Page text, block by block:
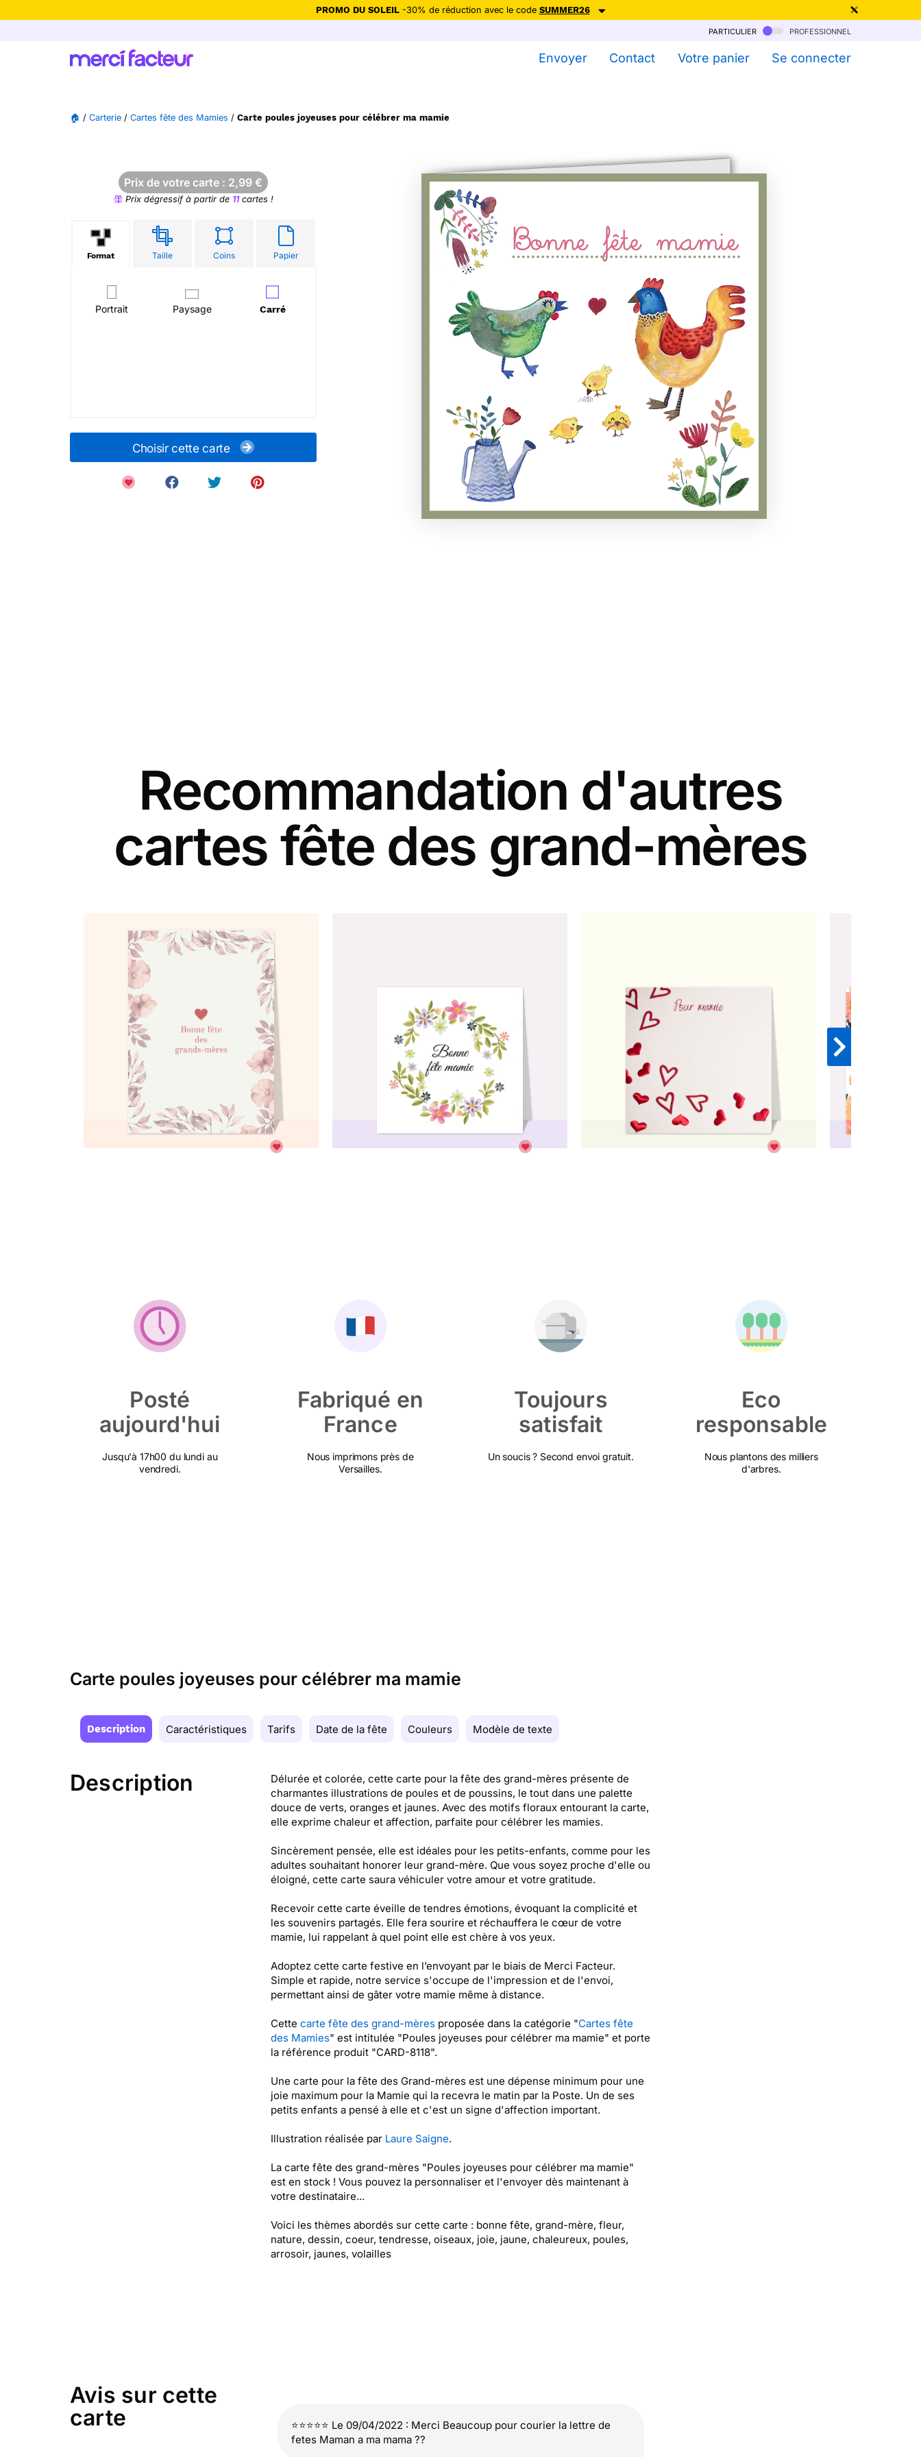
PROMO DU SOLEIL-30% de réduction avec le code SUMMER26
Ne plus afficher
particulier professionnel
Envoyer Contact Votre panier Se connecter
🏠 / Carterie / Cartes fête des Mamies / Carte poules joyeuses pour célébrer ma mamie
Prix de votre carte : 2,99 €
Prix dégressif à partir de 11cartes !
Format Taille Coins Papier
Portrait Paysage Carré
Choisir cette carte
Recommandation d'autres
cartes fête des grand-mères
Posté
aujourd'hui
Jusqu'à 17h00 du lundi au
vendredi.
Fabriqué en
France
Nous imprimons près de
Versailles.
Toujours
satisfait
Un soucis ? Second envoi gratuit.
Eco
responsable
Nous plantons des milliers
d'arbres.
Carte poules joyeuses pour célébrer ma mamie
Description Caractéristiques Tarifs Date de la fête Couleurs Modèle de texte
Description
Délurée et colorée, cette carte pour la fête des grand-mères présente de
charmantes illustrations de poules et de poussins, le tout dans une palette
douce de verts, oranges et jaunes. Avec des motifs floraux entourant la carte,
elle exprime chaleur et affection, parfaite pour célébrer les mamies.
Sincèrement pensée, elle est idéales pour les petits-enfants, comme pour les
adultes souhaitant honorer leur grand-mère. Que vous soyez proche d'elle ou
éloigné, cette carte saura véhiculer votre amour et votre gratitude.
Recevoir cette carte éveille de tendres émotions, évoquant la complicité et
les souvenirs partagés. Elle fera sourire et réchauffera le cœur de votre
mamie, lui rappelant à quel point elle est chère à vos yeux.
Adoptez cette carte festive en l’envoyant par le biais de Merci Facteur.
Simple et rapide, notre service s'occupe de l'impression et de l'envoi,
permettant ainsi de gâter votre mamie même à distance.
Cette carte fête des grand-mèresproposée dans la catégorie "Cartes fête
des Mamies" est intitulée "Poules joyeuses pour célébrer ma mamie" et porte
la référence produit "CARD-8118".
Une carte pour la fête des Grand-mères est une dépense minimum pour une
joie maximum pour la Mamie qui la recevra le matin par la Poste. Un de ses
petits enfants a pensé à elle et c'est un signe d'affection important.
Illustration réalisée par Laure Saigne.
La carte fête des grand-mères "Poules joyeuses pour célébrer ma mamie"
est en stock ! Vous pouvez la personnaliser et l'envoyer dès maintenant à
votre destinataire...
Voici les thèmes abordés sur cette carte : bonne fête, grand-mère, fleur,
nature, dessin, coeur, tendresse, oiseaux, joie, jaune, chaleureux, poules,
arrosoir, jaunes, volailles
Avis sur cette
carte
⭐⭐⭐⭐⭐ Le 09/04/2022 : Merci Beaucoup pour courier la lettre de
fetes Maman a ma mama ??